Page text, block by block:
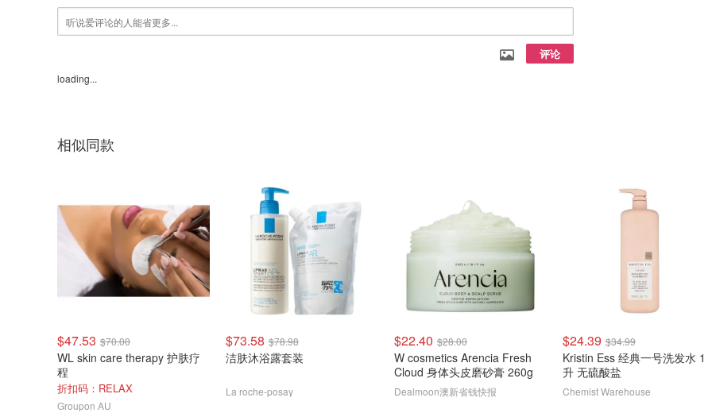
评论
loading...
相似同款
$47.53 $70.00
WL skin care therapy 护肤疗
程
折扣码：RELAX
Groupon AU
$73.58 $78.98
洁肤沐浴露套装
La roche-posay
$22.40 $28.00
W cosmetics Arencia Fresh
Cloud 身体头皮磨砂膏 260g
Dealmoon澳新省钱快报
$24.39 $34.99
Kristin Ess 经典一号洗发水 1
升 无硫酸盐
Chemist Warehouse